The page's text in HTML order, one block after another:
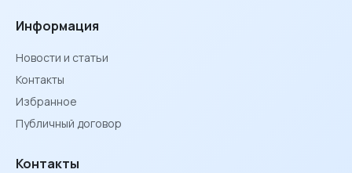
Информация
Новости и статьи
Контакты
Избранное
Публичный договор
Контакты